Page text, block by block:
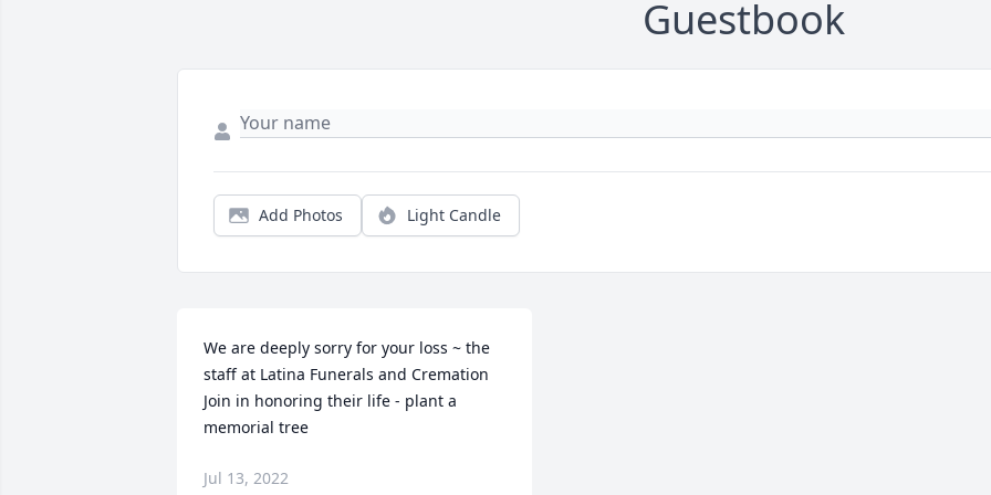
Guestbook
Add Photos Light Candle
We are deeply sorry for your loss ~ the
staff at Latina Funerals and Cremation
Join in honoring their life - plant a
memorial tree
Jul 13, 2022